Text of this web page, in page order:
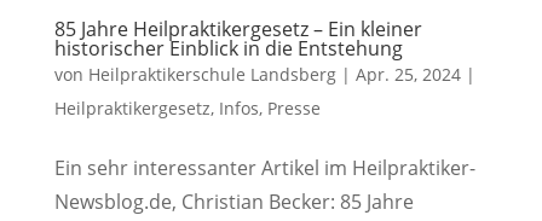
85 Jahre Heilpraktikergesetz – Ein kleiner
historischer Einblick in die Entstehung
von Heilpraktikerschule Landsberg| Apr. 25, 2024|
Heilpraktikergesetz, Infos, Presse
Ein sehr interessanter Artikel im Heilpraktiker-
Newsblog.de, Christian Becker: 85 Jahre